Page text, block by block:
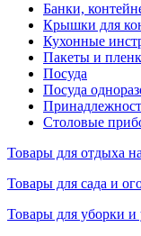
Банки,
Крышки для
Кухонные
Пакеты и
Посуда
Посуда
Столовые
Товары для отдыха
Товары для сада и
Товары для уборки и